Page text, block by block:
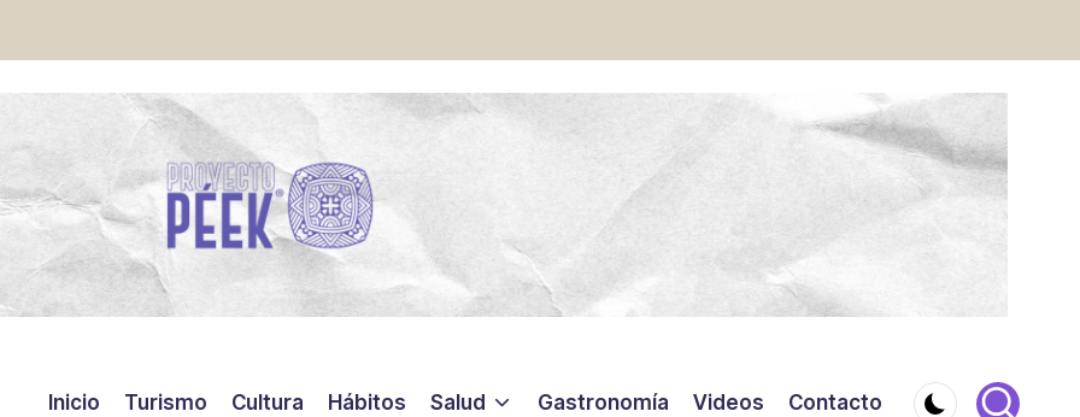
Inicio Turismo Cultura Hábitos Salud Gastronomía Videos Contacto